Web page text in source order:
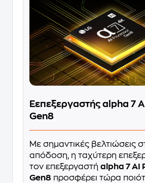
Εεπεξεργαστής alpha 7
Gen8
Με σημαντικές βελτιώσεις
απόδοση, η ταχύτερη
τον επεξεργαστή alpha 7 AI
Gen8 προσφέρει τώρα